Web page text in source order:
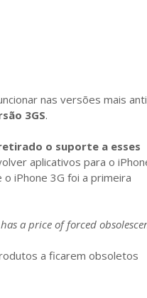
nas versões mais
3GS.
o suporte a esses
aplicativos para o
iPhone 3G foi a primeira
a price of forced
a ficarem obsoletos